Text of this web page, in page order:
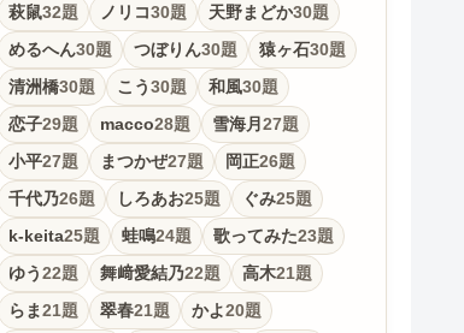
萩鼠32題 ノリコ30題 天野まどか30題
めるへん30題 つぼりん30題 猿ヶ石30題
清洲橋30題 こう30題 和風30題
恋子29題 macco28題 雪海月 27題
小平27題 まつかぜ27題 岡正26題
千代乃26題 しろあお25題 ぐみ25題
k-keita25題 蛙鳴24題 歌ってみた23題
ゆう22題 舞﨑愛結乃22題 高木21題
らま21題 翠春21題 かよ20題